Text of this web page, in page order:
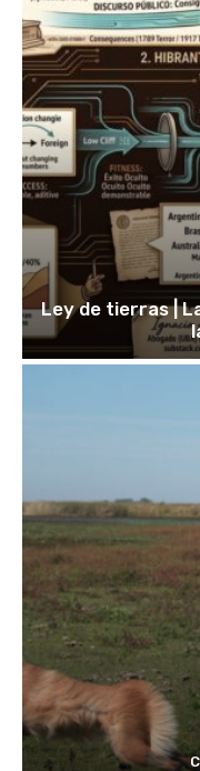
Ley de tierras |